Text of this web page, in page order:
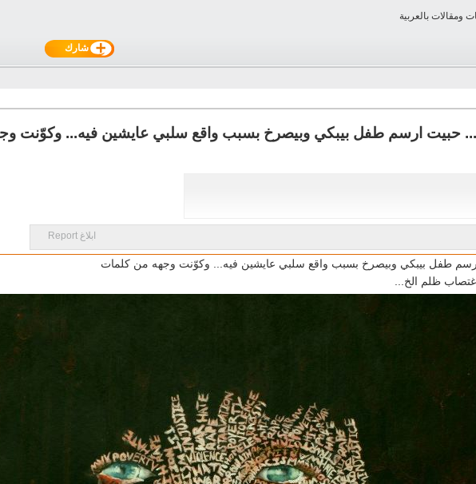
شارك
حبيت ارسم طفل بيبكي وبيصرخ بسبب واقع سلبي عايشين فيه... وكوّنت
ابلاغ Report
طفل بيبكي وبيصرخ بسبب واقع سلبي عايشين فيه... وكوّنت وجهه من كلمات
ظلم الخ...